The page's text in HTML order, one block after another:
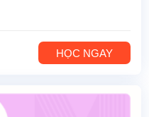
HỌC NGAY